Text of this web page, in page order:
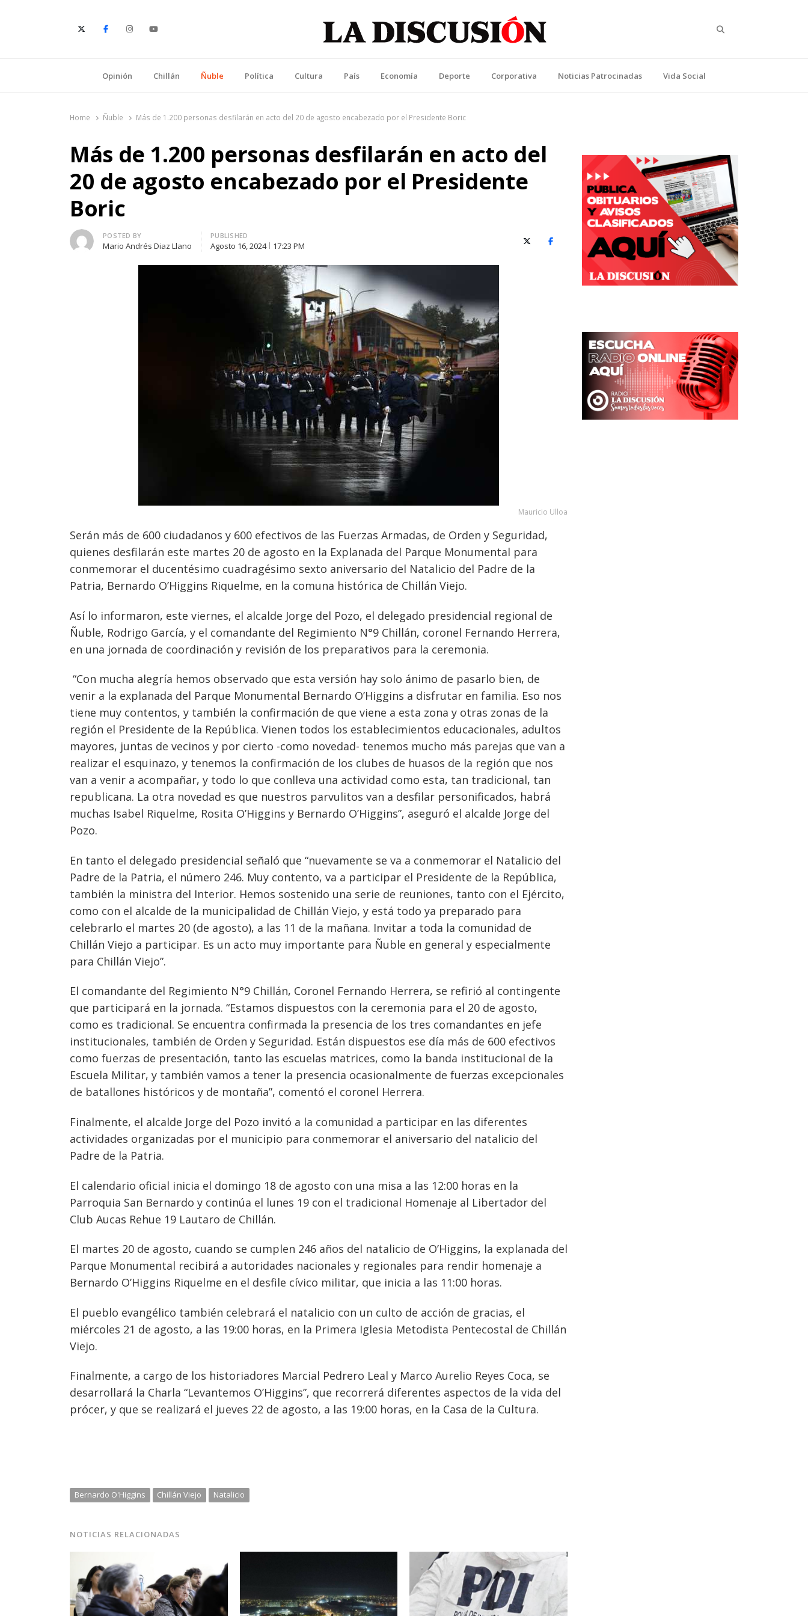
Opinión Chillán Ñuble Política Cultura País Economía Deporte Corporativa Noticias Patrocinadas Vida Social
Home Ñuble Más de 1.200 personas desfilarán en acto del 20 de agosto encabezado por el Presidente Boric
Más de 1.200 personas desfilarán en acto del
20 de agosto encabezado por el Presidente
Boric
Author
POSTED BY
Mario Andrés Diaz Llano
PUBLISHED
Agosto 16, 2024 17:23 PM X (Twitter)Facebook
Mauricio Ulloa
Serán más de 600 ciudadanos y 600 efectivos de las Fuerzas Armadas, de Orden y Seguridad,
quienes desfilarán este martes 20 de agosto en la Explanada del Parque Monumental para
conmemorar el ducentésimo cuadragésimo sexto aniversario del Natalicio del Padre de la
Patria, Bernardo O’Higgins Riquelme, en la comuna histórica de Chillán Viejo.
Así lo informaron, este viernes, el alcalde Jorge del Pozo, el delegado presidencial regional de
Ñuble, Rodrigo García, y el comandante del Regimiento N°9 Chillán, coronel Fernando Herrera,
en una jornada de coordinación y revisión de los preparativos para la ceremonia.
“Con mucha alegría hemos observado que esta versión hay solo ánimo de pasarlo bien, de
venir a la explanada del Parque Monumental Bernardo O’Higgins a disfrutar en familia. Eso nos
tiene muy contentos, y también la confirmación de que viene a esta zona y otras zonas de la
región el Presidente de la República. Vienen todos los establecimientos educacionales, adultos
mayores, juntas de vecinos y por cierto -como novedad- tenemos mucho más parejas que van a
realizar el esquinazo, y tenemos la confirmación de los clubes de huasos de la región que nos
van a venir a acompañar, y todo lo que conlleva una actividad como esta, tan tradicional, tan
republicana. La otra novedad es que nuestros parvulitos van a desfilar personificados, habrá
muchas Isabel Riquelme, Rosita O’Higgins y Bernardo O’Higgins”, aseguró el alcalde Jorge del
Pozo.
En tanto el delegado presidencial señaló que “nuevamente se va a conmemorar el Natalicio del
Padre de la Patria, el número 246. Muy contento, va a participar el Presidente de la República,
también la ministra del Interior. Hemos sostenido una serie de reuniones, tanto con el Ejército,
como con el alcalde de la municipalidad de Chillán Viejo, y está todo ya preparado para
celebrarlo el martes 20 (de agosto), a las 11 de la mañana. Invitar a toda la comunidad de
Chillán Viejo a participar. Es un acto muy importante para Ñuble en general y especialmente
para Chillán Viejo”.
El comandante del Regimiento N°9 Chillán, Coronel Fernando Herrera, se refirió al contingente
que participará en la jornada. “Estamos dispuestos con la ceremonia para el 20 de agosto,
como es tradicional. Se encuentra confirmada la presencia de los tres comandantes en jefe
institucionales, también de Orden y Seguridad. Están dispuestos ese día más de 600 efectivos
como fuerzas de presentación, tanto las escuelas matrices, como la banda institucional de la
Escuela Militar, y también vamos a tener la presencia ocasionalmente de fuerzas excepcionales
de batallones históricos y de montaña”, comentó el coronel Herrera.
Finalmente, el alcalde Jorge del Pozo invitó a la comunidad a participar en las diferentes
actividades organizadas por el municipio para conmemorar el aniversario del natalicio del
Padre de la Patria.
El calendario oficial inicia el domingo 18 de agosto con una misa a las 12:00 horas en la
Parroquia San Bernardo y continúa el lunes 19 con el tradicional Homenaje al Libertador del
Club Aucas Rehue 19 Lautaro de Chillán.
El martes 20 de agosto, cuando se cumplen 246 años del natalicio de O’Higgins, la explanada del
Parque Monumental recibirá a autoridades nacionales y regionales para rendir homenaje a
Bernardo O’Higgins Riquelme en el desfile cívico militar, que inicia a las 11:00 horas.
El pueblo evangélico también celebrará el natalicio con un culto de acción de gracias, el
miércoles 21 de agosto, a las 19:00 horas, en la Primera Iglesia Metodista Pentecostal de Chillán
Viejo.
Finalmente, a cargo de los historiadores Marcial Pedrero Leal y Marco Aurelio Reyes Coca, se
desarrollará la Charla “Levantemos O’Higgins”, que recorrerá diferentes aspectos de la vida del
prócer, y que se realizará el jueves 22 de agosto, a las 19:00 horas, en la Casa de la Cultura.
Bernardo O'Higgins Chillán Viejo Natalicio
NOTICIAS RELACIONADAS
Navegación